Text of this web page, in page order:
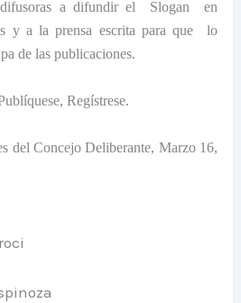
a difundir el Slogan
en
y a la prensa escrita para que
lo
de las publicaciones.
Regístrese.
del Concejo Deliberante, Marzo 16,